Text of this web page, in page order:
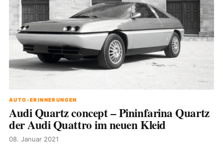
AUTO-ERINNERUNGEN
Audi Quartz concept – Pininfarina Quartz
der Audi Quattro im neuen Kleid
08. Januar 2021